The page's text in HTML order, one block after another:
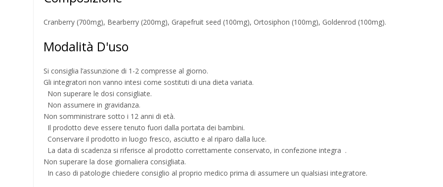
Cranberry (700mg), Bearberry (200mg), Grapefruit seed (100mg), Ortosiphon (100mg), Goldenrod (100mg).
Modalità D'uso
Si consiglia l’assunzione di 1-2 compresse al giorno.
Gli integratori non vanno intesi come sostituti di una dieta variata.
Non superare le dosi consigliate.
Non assumere in gravidanza.
Non somministrare sotto i 12 anni di età.
Il prodotto deve essere tenuto fuori dalla portata dei bambini.
Conservare il prodotto in luogo fresco, asciutto e al riparo dalla luce.
La data di scadenza si riferisce al prodotto correttamente conservato, in confezione integra .
Non superare la dose giornaliera consigliata.
In caso di patologie chiedere consiglio al proprio medico prima di assumere un qualsiasi integratore.